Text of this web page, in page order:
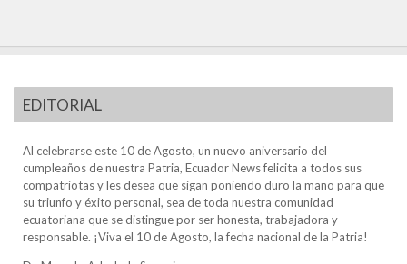
EDITORIAL
Al celebrarse este 10 de Agosto, un nuevo aniversario del
cumpleaños de nuestra Patria, Ecuador News felicita a todos sus
compatriotas y les desea que sigan poniendo duro la mano para que
su triunfo y éxito personal, sea de toda nuestra comunidad
ecuatoriana que se distingue por ser honesta, trabajadora y
responsable. ¡Viva el 10 de Agosto, la fecha nacional de la Patria!